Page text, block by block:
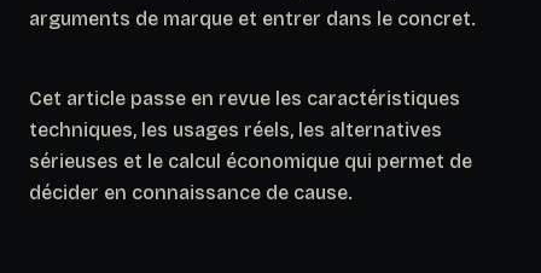
arguments de marque et entrer dans le concret.
Cet article passe en revue les caractéristiques
techniques, les usages réels, les alternatives
sérieuses et le calcul économique qui permet de
décider en connaissance de cause.